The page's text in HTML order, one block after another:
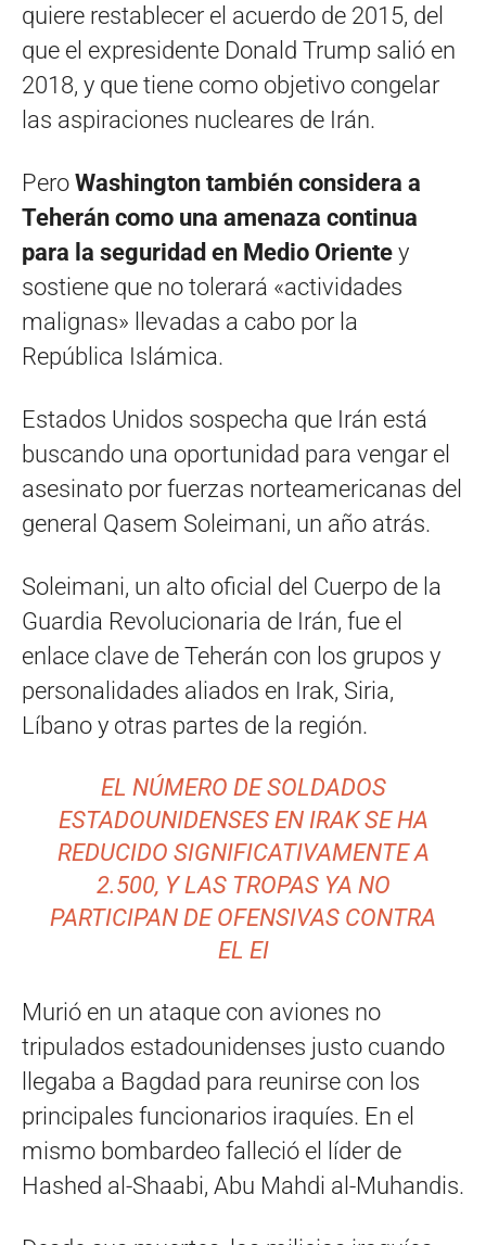
quiere restablecer el acuerdo de 2015, del
que el expresidente Donald Trump salió en
2018, y que tiene como objetivo congelar
las aspiraciones nucleares de Irán.
Pero Washington también considera a
Teherán como una amenaza continua
para la seguridad en Medio Oriente y
sostiene que no tolerará «actividades
malignas» llevadas a cabo por la
República Islámica.
Estados Unidos sospecha que Irán está
buscando una oportunidad para vengar el
asesinato por fuerzas norteamericanas del
general Qasem Soleimani, un año atrás.
Soleimani, un alto oficial del Cuerpo de la
Guardia Revolucionaria de Irán, fue el
enlace clave de Teherán con los grupos y
personalidades aliados en Irak, Siria,
Líbano y otras partes de la región.
EL NÚMERO DE SOLDADOS
ESTADOUNIDENSES EN IRAK SE HA
REDUCIDO SIGNIFICATIVAMENTE A
2.500, Y LAS TROPAS YA NO
PARTICIPAN DE OFENSIVAS CONTRA
EL EI
Murió en un ataque con aviones no
tripulados estadounidenses justo cuando
llegaba a Bagdad para reunirse con los
principales funcionarios iraquíes. En el
mismo bombardeo falleció el líder de
Hashed al-Shaabi, Abu Mahdi al-Muhandis.